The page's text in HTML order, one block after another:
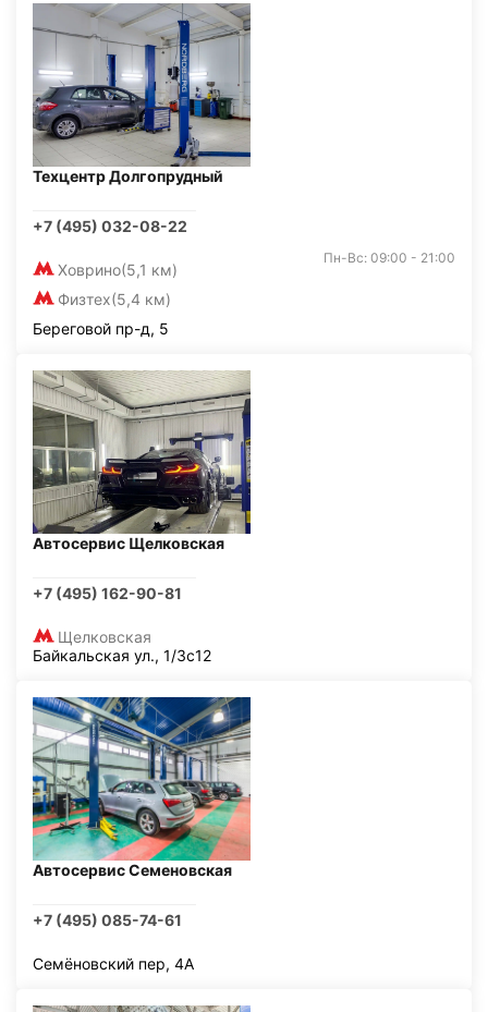
Техцентр Долгопрудный
+7 (495) 032-08-22
Ховрино(5,1 км)
Физтех(5,4 км)
Пн-Вс: 09:00 - 21:00
Береговой пр-д, 5
Автосервис Щелковская
+7 (495) 162-90-81
Щелковская
Байкальская ул., 1/3с12
Автосервис Семеновская
+7 (495) 085-74-61
Семёновский пер, 4А